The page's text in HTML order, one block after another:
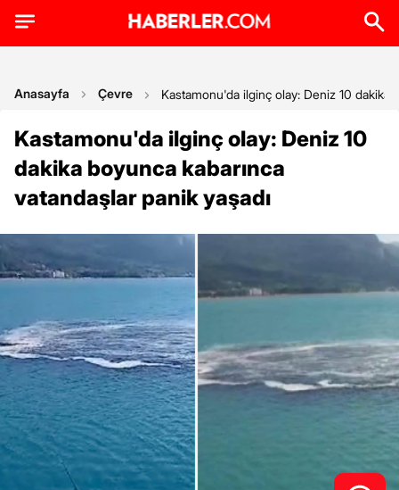
Anasayfa Çevre Kastamonu'da ilginç olay: Deniz 10 dakika
Kastamonu'da ilginç olay: Deniz 10
dakika boyunca kabarınca
vatandaşlar panik yaşadı